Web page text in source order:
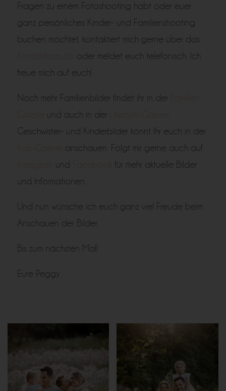
Fragen zu einem Fotoshooting habt oder euer
ganz persönliches Kinder- und Familienshooting
buchen möchtet, kontaktiert mich gerne über das
oder meldet euch telefonisch. Ich
freue mich auf euch!
Noch mehr Familienbilder findet ihr in der
und auch in der
.
Geschwister- und Kinderbilder könnt Ihr euch in der
anschauen. Folgt mir gerne auch auf
und
für mehr aktuelle Bilder
und Informationen.
Und nun wünsche ich euch ganz viel Freude beim
Anschauen der Bilder.
Bis zum nächsten Mal!
Eure Peggy